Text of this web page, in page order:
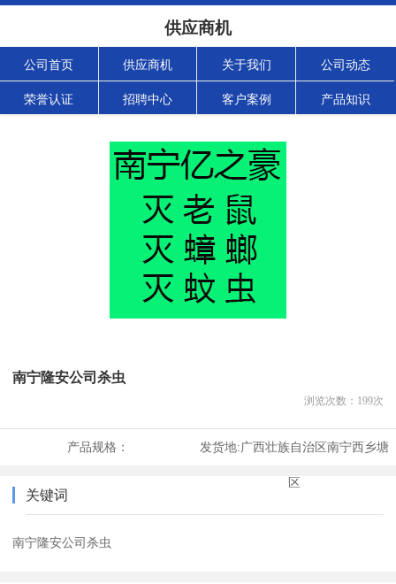
供应商机
公司首页 供应商机 关于我们 公司动态
荣誉认证 招聘中心 客户案例 产品知识
南宁隆安公司杀虫
浏览次数： 199次
产品规格： 发货地:广西壮族自治区南宁西乡塘
区
关键词
南宁隆安公司杀虫